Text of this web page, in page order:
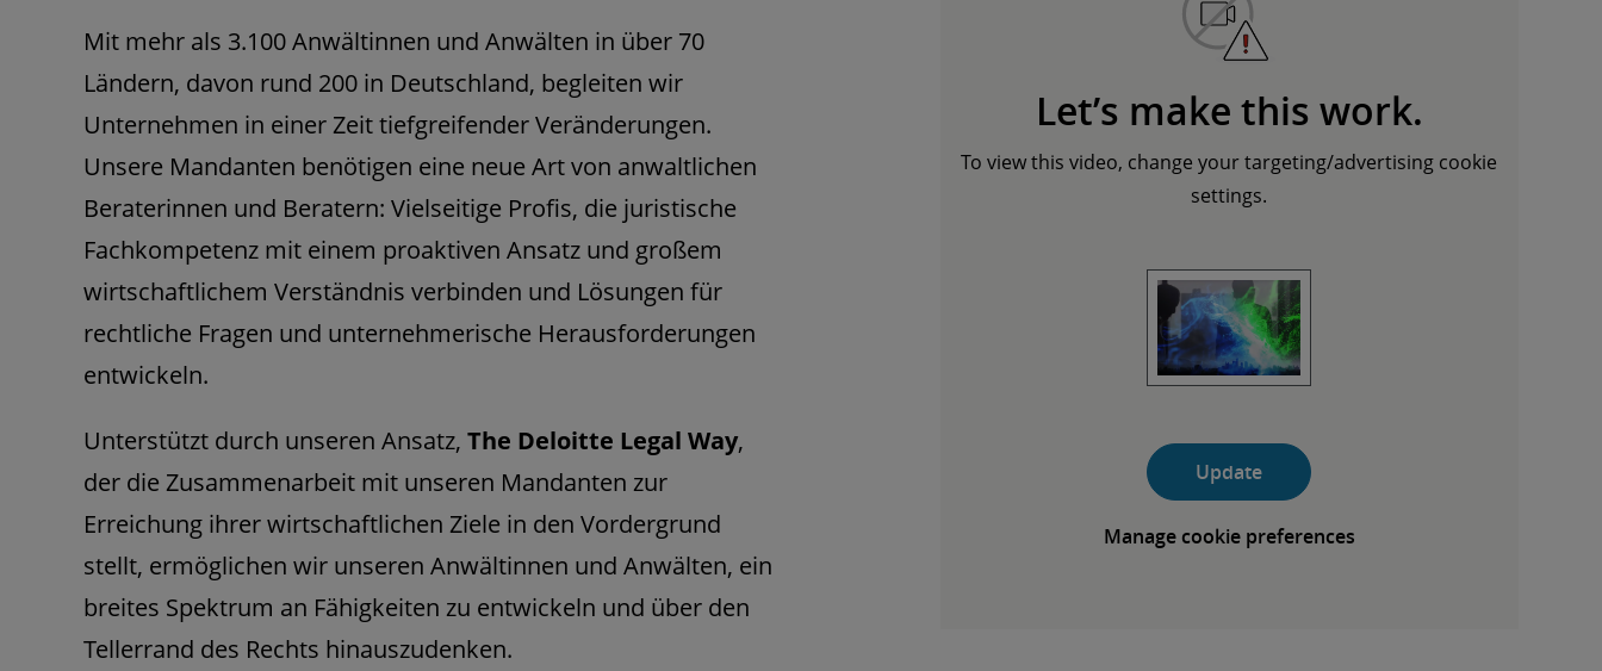
Mit mehr als 3.100 Anwältinnen und Anwälten in über 70
Ländern, davon rund 200 in Deutschland, begleiten wir
Unternehmen in einer Zeit tiefgreifender Veränderungen.
Unsere Mandanten benötigen eine neue Art von anwaltlichen
Beraterinnen und Beratern: Vielseitige Profis, die juristische
Fachkompetenz mit einem proaktiven Ansatz und großem
wirtschaftlichem Verständnis verbinden und Lösungen für
rechtliche Fragen und unternehmerische Herausforderungen
entwickeln.
Unterstützt durch unseren Ansatz, The Deloitte Legal Way,
der die Zusammenarbeit mit unseren Mandanten zur
Erreichung ihrer wirtschaftlichen Ziele in den Vordergrund
stellt, ermöglichen wir unseren Anwältinnen und Anwälten, ein
breites Spektrum an Fähigkeiten zu entwickeln und über den
Tellerrand des Rechts hinauszudenken.
Let’s make this work.
To view this video, change your targeting/advertising cookie
settings.
Update
Manage cookie preferences